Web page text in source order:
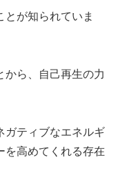
とが知られていま
から、自己再生の力
ガティブなエネルギ
を高めてくれる存在